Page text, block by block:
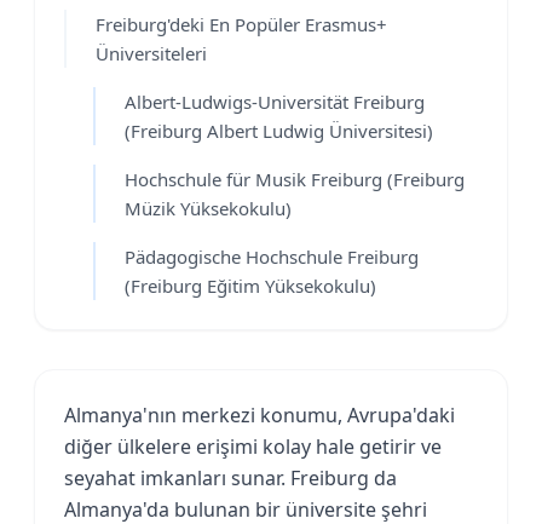
Freiburg'deki En Popüler Erasmus+
Üniversiteleri
Albert-Ludwigs-Universität Freiburg
(Freiburg Albert Ludwig Üniversitesi)
Hochschule für Musik Freiburg (Freiburg
Müzik Yüksekokulu)
Pädagogische Hochschule Freiburg
(Freiburg Eğitim Yüksekokulu)
Almanya'nın merkezi konumu, Avrupa'daki
diğer ülkelere erişimi kolay hale getirir ve
seyahat imkanları sunar. Freiburg da
Almanya'da bulunan bir üniversite şehri